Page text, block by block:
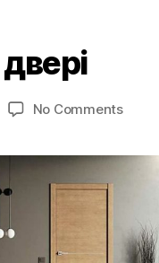
No Commentson